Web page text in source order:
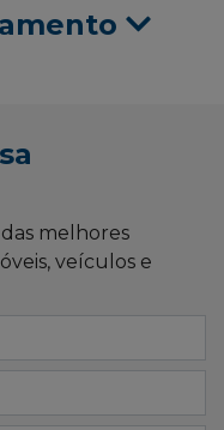
melhores
veículos e